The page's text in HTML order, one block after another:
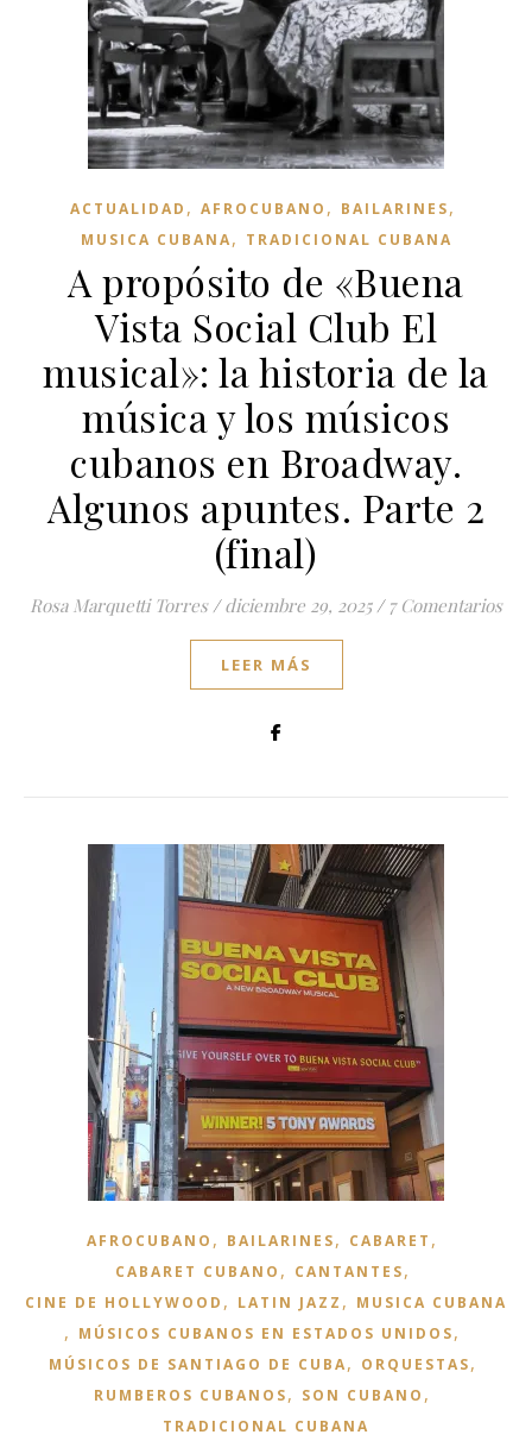
ACTUALIDAD , AFROCUBANO , BAILARINES,
MUSICA CUBANA, TRADICIONAL CUBANA
A propósito de «Buena
Vista Social Club El
musical»: la historia de la
música y los músicos
cubanos en Broadway.
Algunos apuntes. Parte 2
(final)
Rosa Marquetti Torres / diciembre 29, 2025 / 7 Comentarios
LEER MÁS
AFROCUBANO , BAILARINES, CABARET ,
CABARET CUBANO , CANTANTES,
CINE DE HOLLYWOOD , LATIN JAZZ , MUSICA CUBANA
, MÚSICOS CUBANOS EN ESTADOS UNIDOS,
MÚSICOS DE SANTIAGO DE CUBA, ORQUESTAS,
RUMBEROS CUBANOS, SON CUBANO ,
TRADICIONAL CUBANA